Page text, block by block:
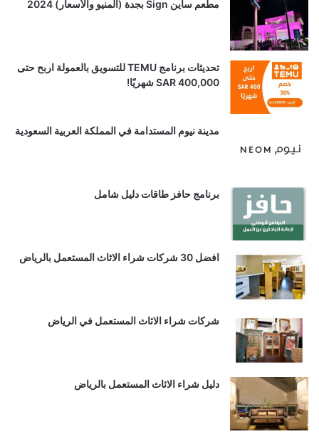
مطعم ساين Sign بجدة (المنيو والأسعار) 2024
تحديثات برنامج TEMU للتسويق بالعمولة اربح حتى
SAR 400,000 شهريًا!
مدينة نيوم المستدامة في المملكة العربية السعودية
برنامج حافز طاقات دليل شامل
افضل 30 شركات شراء الاثاث المستعمل بالرياض
شركات شراء الاثاث المستعمل في الرياض
دليل شراء الاثاث المستعمل بالرياض